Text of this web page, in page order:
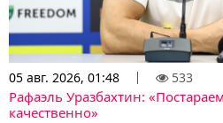
05 авг. 2026, 01:48 533
Рафаэль Уразбахтин:
качественно»